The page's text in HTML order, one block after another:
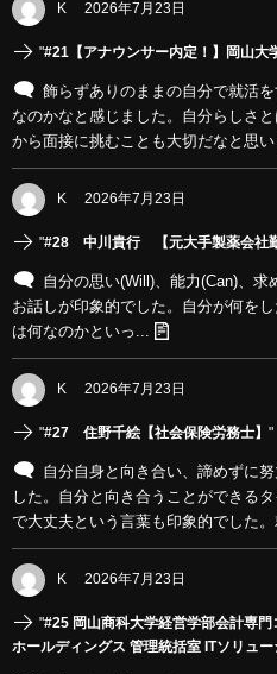
K 2026年7月23日
"#21【アナウンサー内定！】岡山
飾らずありのままの自分で就活
なのかなと感じました。自分らしさ
から面接に挑むことも大切だなと思い
K 2026年7月23日
"#28 中川貴行 【元大手製薬会社勤
自分の思い(Will)、能力(Can)、求
お話しが印象的でした。自分が何を
は何なのかといっ...
K 2026年7月23日
"#27 住野千絵【社会保険労務士】 "
自分自身と向き合い、諦めずに
した。自分と向き合うことができる
で大丈夫という言葉も印象的でした。
K 2026年7月23日
"#25 岡山商科大学経営学部会計専
ホールディングス 管理統括室 ITソリュー